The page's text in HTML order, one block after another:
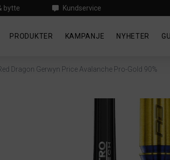
bytte Kundservice
PRODUKTER KAMPANJE NYHETER
Dragon Gerwyn Price Avalanche Pro-Gold 90%